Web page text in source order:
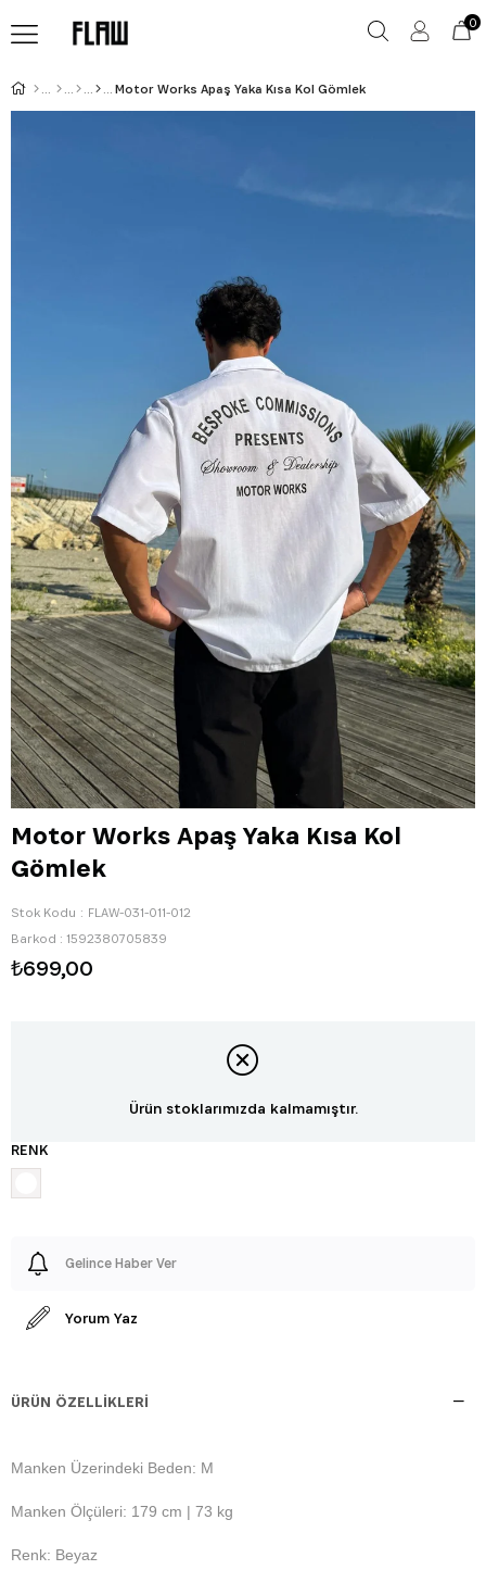
0
Motor Works Apaş Yaka Kısa Kol Gömlek
Motor Works Apaş Yaka Kısa Kol
Gömlek
Stok Kodu
FLAW-031-011-012
Barkod : 1592380705839
₺699,00
Ürün stoklarımızda kalmamıştır.
RENK
Gelince Haber Ver
Yorum Yaz
ÜRÜN ÖZELLIKLERI
Manken Üzerindeki Beden: M
Manken Ölçüleri: 179 cm | 73 kg
Renk: Beyaz